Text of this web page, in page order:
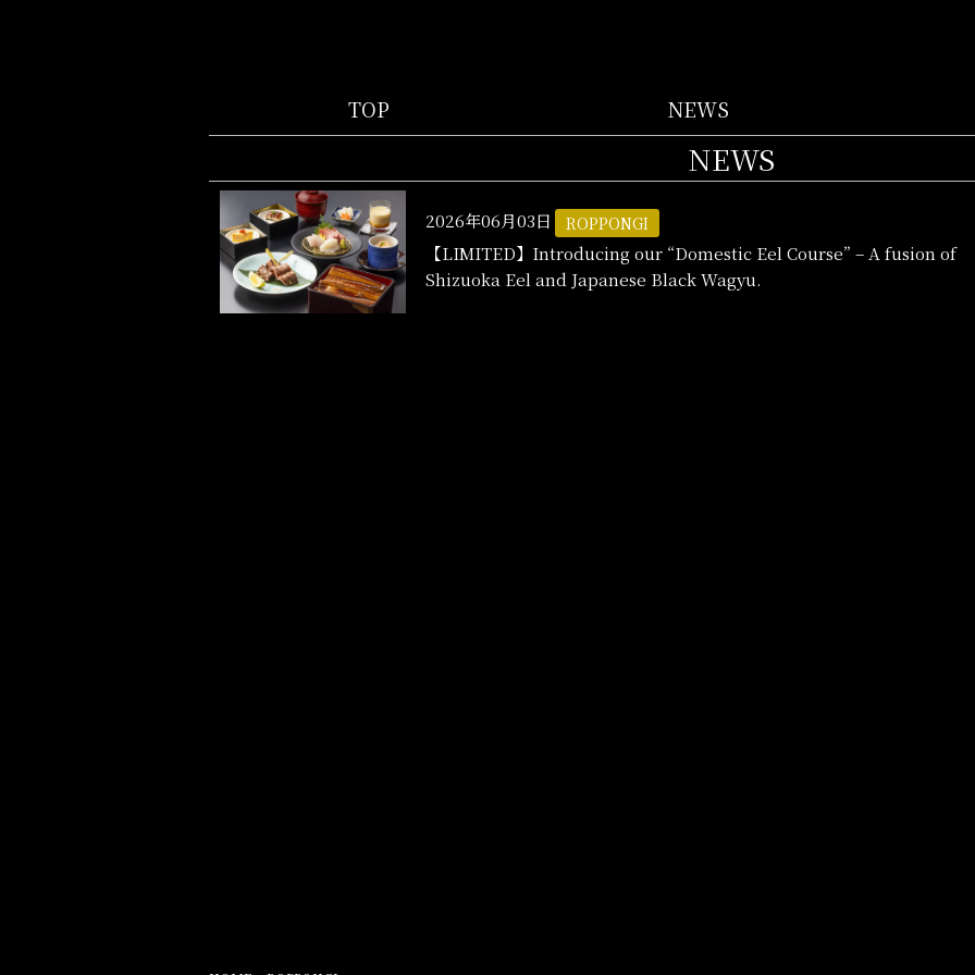
TOP NEWS
NEWS
2026年06月03日 ROPPONGI
【LIMITED】Introducing our “Domestic Eel Course” – A fusion of
Shizuoka Eel and Japanese Black Wagyu.